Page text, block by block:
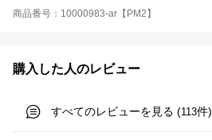
商品番号：10000983-ar【PM2】
購入した人のレビュー
すべてのレビューを見る (113件)